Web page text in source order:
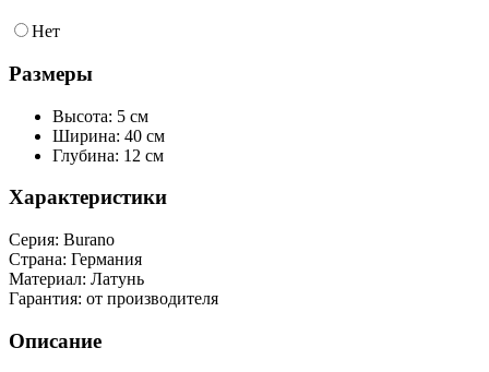
Нет
Размеры
Высота: 5 см
Ширина: 40 см
Глубина: 12 см
Характеристики
Серия: Burano
Страна: Германия
Материал: Латунь
Гарантия: от производителя
Описание